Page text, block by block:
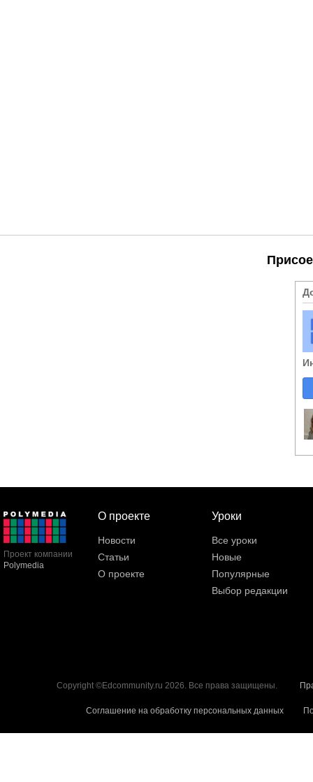
Проект компании
Polymedia
О проекте
Новости
Статьи
О проекте
Уроки
Все уроки
Новые
Популярные
Выбор редакции
Copyright ©Edcommunity.ru 2026. Все права защищены.
Соглашение на обработку персональных данных